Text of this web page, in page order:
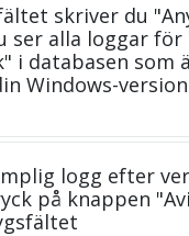
skriver du
ser alla loggar för
i databasen som
Windows-
logg efter
på knappen